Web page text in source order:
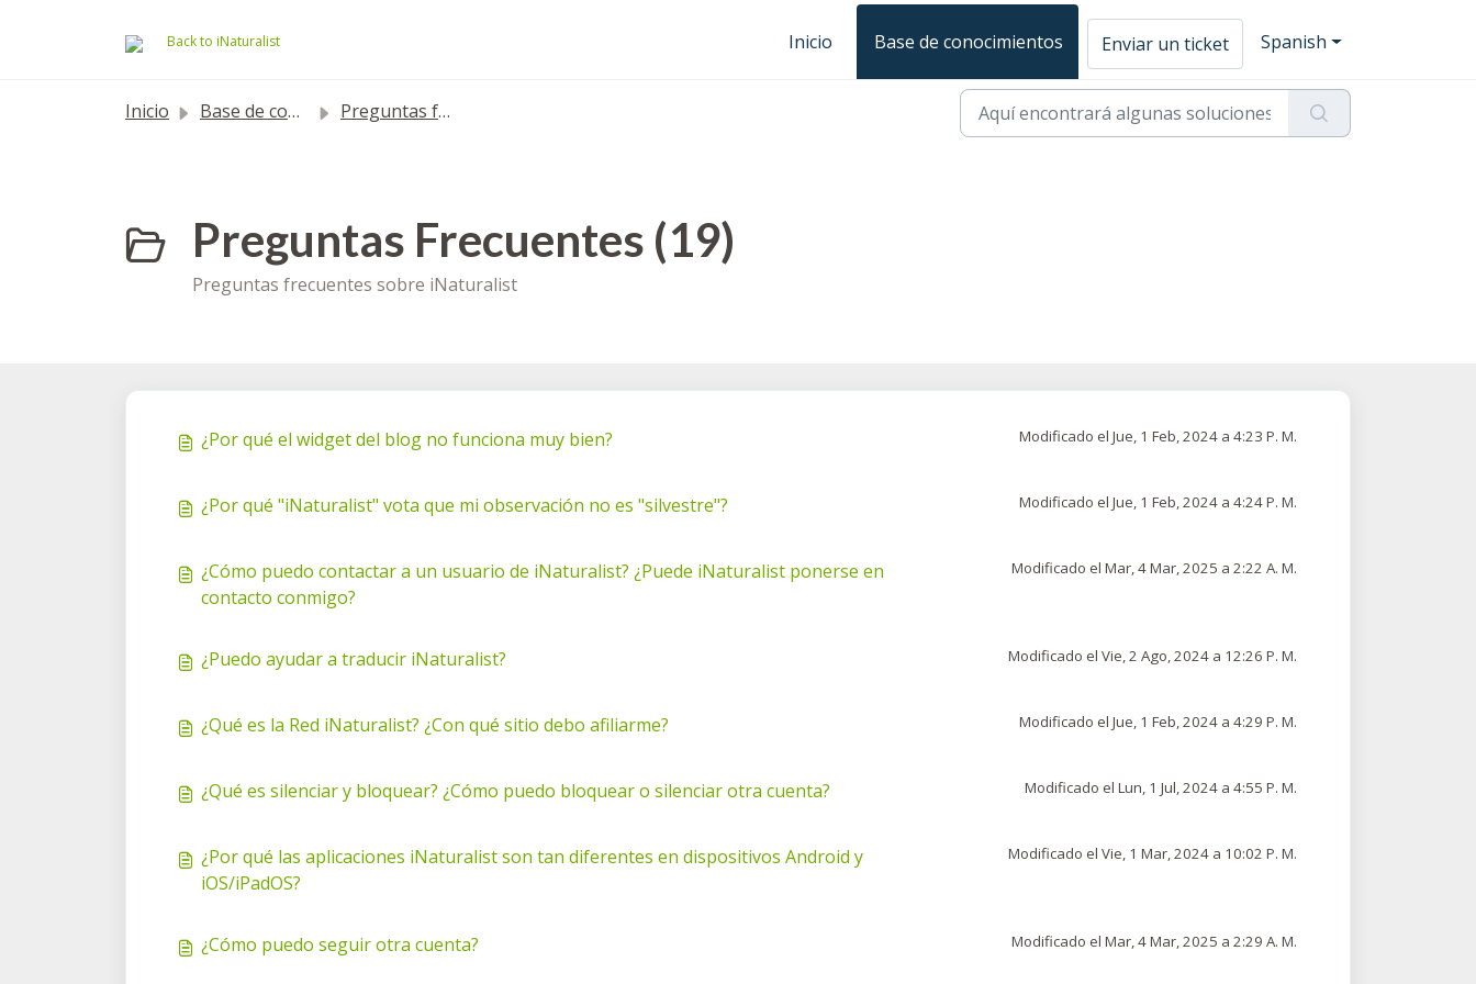
Back to iNaturalist Inicio Base de conocimientos Enviar un ticket Spanish
Inicio Base de conocimientos Preguntas frecuentes
Preguntas Frecuentes (19)
Preguntas frecuentes sobre iNaturalist
¿Por qué el widget del blog no funciona muy bien? Modificado el Jue, 1 Feb, 2024 a 4:23 P. M.
¿Por qué "iNaturalist" vota que mi observación no es "silvestre"? Modificado el Jue, 1 Feb, 2024 a 4:24 P. M.
¿Cómo puedo contactar a un usuario de iNaturalist? ¿Puede iNaturalist ponerse en
contacto conmigo?
Modificado el Mar, 4 Mar, 2025 a 2:22 A. M.
¿Puedo ayudar a traducir iNaturalist? Modificado el Vie, 2 Ago, 2024 a 12:26 P. M.
¿Qué es la Red iNaturalist? ¿Con qué sitio debo afiliarme? Modificado el Jue, 1 Feb, 2024 a 4:29 P. M.
¿Qué es silenciar y bloquear? ¿Cómo puedo bloquear o silenciar otra cuenta? Modificado el Lun, 1 Jul, 2024 a 4:55 P. M.
¿Por qué las aplicaciones iNaturalist son tan diferentes en dispositivos Android y
iOS/iPadOS?
Modificado el Vie, 1 Mar, 2024 a 10:02 P. M.
¿Cómo puedo seguir otra cuenta? Modificado el Mar, 4 Mar, 2025 a 2:29 A. M.